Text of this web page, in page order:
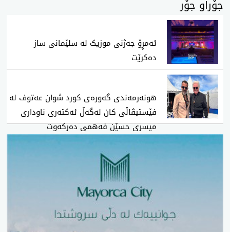
جۆراو جۆر
ئەمڕۆ جەژنی موزیک لە سلێمانی ساز
دەکرێت
هونەرمەندی گەورەی کورد شوان عەتوف لە
فێستیڤاڵی کان لەگەڵ ئەکتەری ناوداری
میسری حسێن فەهمی دەرکەوت